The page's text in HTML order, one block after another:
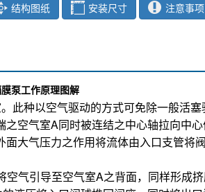
结构图纸 安装尺寸 注意事项